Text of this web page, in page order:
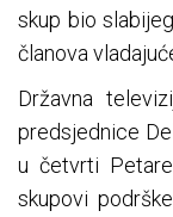
skup bio
članova
Državna
predsjednice
u četvrti
skupovi